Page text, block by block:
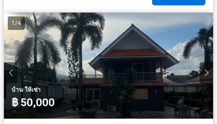
1 /4
บ้าน·ให้เช่า
฿ 50,000